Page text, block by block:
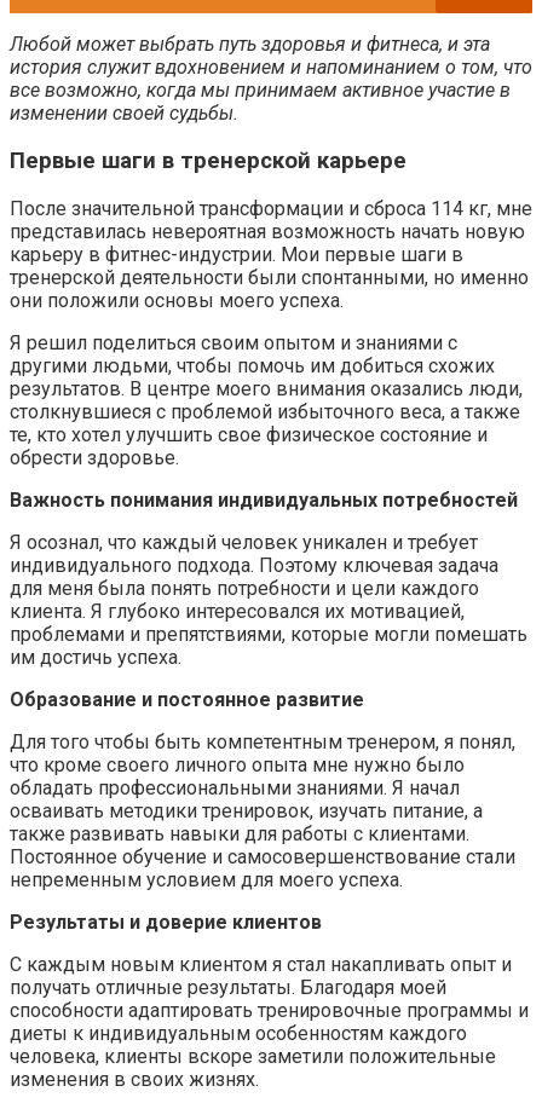
Любой может выбрать путь здоровья и фитнеса, и эта
история служит вдохновением и напоминанием о том, что
все возможно, когда мы принимаем активное участие в
изменении своей судьбы.
Первые шаги в тренерской карьере
После значительной трансформации и сброса 114 кг, мне
представилась невероятная возможность начать новую
карьеру в фитнес-индустрии. Мои первые шаги в
тренерской деятельности были спонтанными, но именно
они положили основы моего успеха.
Я решил поделиться своим опытом и знаниями с
другими людьми, чтобы помочь им добиться схожих
результатов. В центре моего внимания оказались люди,
столкнувшиеся с проблемой избыточного веса, а также
те, кто хотел улучшить свое физическое состояние и
обрести здоровье.
Важность понимания индивидуальных потребностей
Я осознал, что каждый человек уникален и требует
индивидуального подхода. Поэтому ключевая задача
для меня была понять потребности и цели каждого
клиента. Я глубоко интересовался их мотивацией,
проблемами и препятствиями, которые могли помешать
им достичь успеха.
Образование и постоянное развитие
Для того чтобы быть компетентным тренером, я понял,
что кроме своего личного опыта мне нужно было
обладать профессиональными знаниями. Я начал
осваивать методики тренировок, изучать питание, а
также развивать навыки для работы с клиентами.
Постоянное обучение и самосовершенствование стали
непременным условием для моего успеха.
Результаты и доверие клиентов
С каждым новым клиентом я стал накапливать опыт и
получать отличные результаты. Благодаря моей
способности адаптировать тренировочные программы и
диеты к индивидуальным особенностям каждого
человека, клиенты вскоре заметили положительные
изменения в своих жизнях.